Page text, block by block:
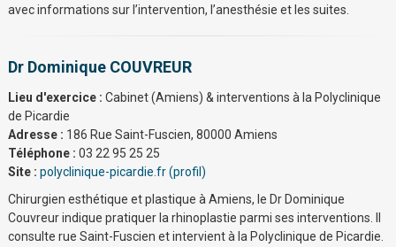
avec informations sur l’intervention, l’anesthésie et les suites.
Dr Dominique COUVREUR
Lieu d'exercice : Cabinet (Amiens) & interventions à la Polyclinique
de Picardie
Adresse : 186 Rue Saint-Fuscien, 80000 Amiens
Téléphone : 03 22 95 25 25
Site : polyclinique-picardie.fr (profil)
Chirurgien esthétique et plastique à Amiens, le Dr Dominique
Couvreur indique pratiquer la rhinoplastie parmi ses interventions. Il
consulte rue Saint-Fuscien et intervient à la Polyclinique de Picardie.